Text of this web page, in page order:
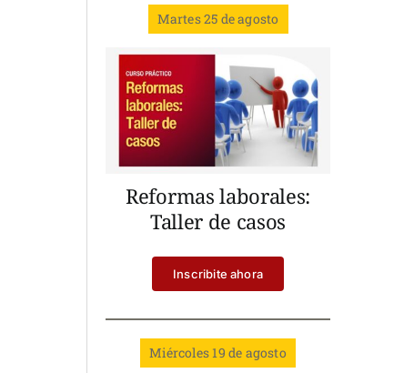
Martes 25 de agosto
Reformas laborales:
Taller de casos
Inscribite ahora
Miércoles 19 de agosto